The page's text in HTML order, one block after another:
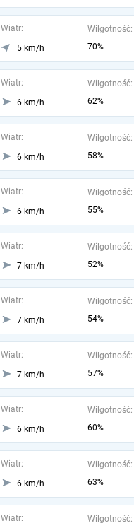
Wiatr:
5 km/h
Wilgotność:
70%
Wiatr:
6 km/h
Wilgotność:
62%
Wiatr:
6 km/h
Wilgotność:
58%
Wiatr:
6 km/h
Wilgotność:
55%
Wiatr:
7 km/h
Wilgotność:
52%
Wiatr:
7 km/h
Wilgotność:
54%
Wiatr:
7 km/h
Wilgotność:
57%
Wiatr:
6 km/h
Wilgotność:
60%
Wiatr:
6 km/h
Wilgotność:
63%
Wiatr:
Wilgotność: